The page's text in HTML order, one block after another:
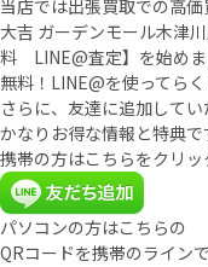
当店では出張買取での高価
大吉 ガーデンモール木津
料 LINE@査定】を始めま
無料！LINE@を使ってら
さらに、友達に追加してい
かなりお得な情報と特典
携帯の方はこちらをクリッ
パソコンの方はこちらの
QRコードを携帯のライン